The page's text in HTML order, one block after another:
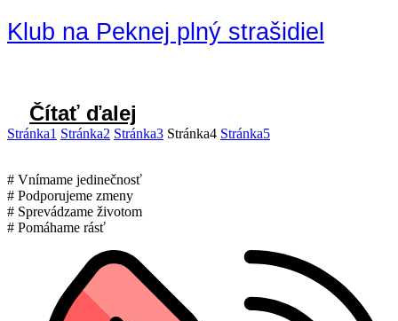
Klub na Peknej plný strašidiel
Čítať ďalej
Stránka1 Stránka2 Stránka3 Stránka4 Stránka5
# Vnímame jedinečnosť
# Podporujeme zmeny
# Sprevádzame životom
# Pomáhame rásť